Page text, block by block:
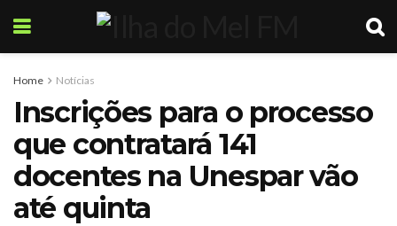
Home Notícias
Inscrições para o processo
que contratará 141
docentes na Unespar vão
até quinta